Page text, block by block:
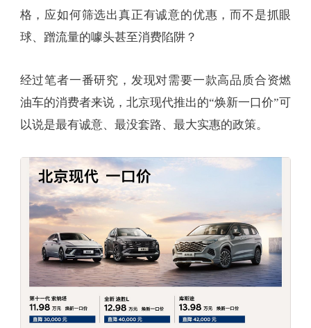
格，应如何筛选出真正有诚意的优惠，而不是抓眼
球、蹭流量的噱头甚至消费陷阱？
经过笔者一番研究，发现对需要一款高品质合资燃
油车的消费者来说，北京现代推出的“焕新一口价”可
以说是最有诚意、最没套路、最大实惠的政策。